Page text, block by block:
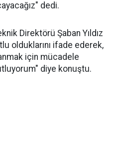
dedi.
Direktörü Şaban Yıldız
olduklarını ifade ederek,
için mücadele
diye konuştu.